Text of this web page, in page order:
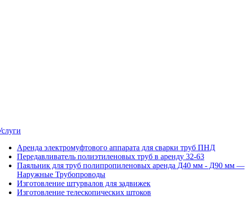
Аренда электромуфтового аппарата для сварки труб ПНД
Передавливатель полиэтиленовых труб в аренду 32-63
Паяльник для труб полипропиленовых аренда Д40 мм - Д90 мм —
Наружные Трубопроводы
Изготовление штурвалов для задвижек
Изготовление телескопических штоков